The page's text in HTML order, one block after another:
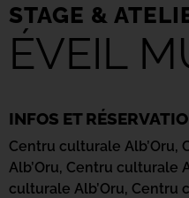
STAGE &
ÉVEIL
INFOS ET
Centru culturale Alb’Oru,
Alb’Oru, Centru culturale
culturale Alb’Oru, Centru